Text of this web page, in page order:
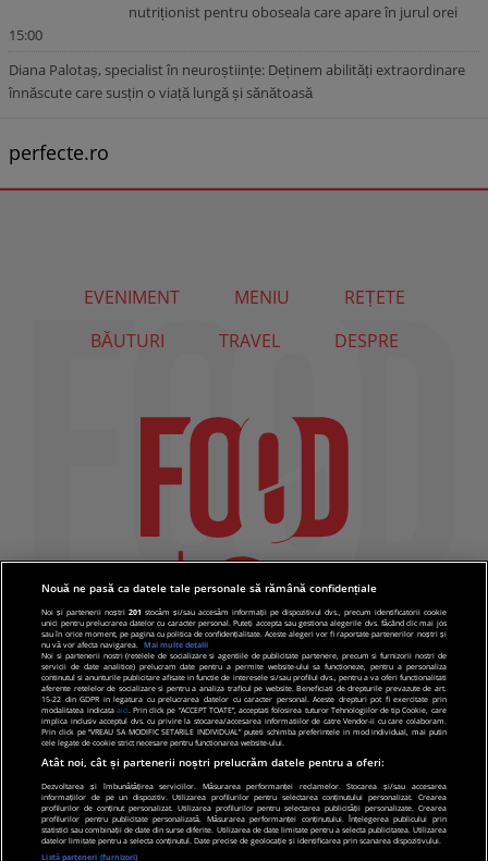
nutriționist pentru oboseala care apare în jurul orei
15:00
Diana Palotaș, specialist în neuroștiințe: Deținem abilități extraordinare
înnăscute care susțin o viață lungă și sănătoasă
perfecte.ro
EVENIMENT MENIU
REȚETE
BĂUTURI
TRAVEL DESPRE
© 2019 PRO TV S.R.L |Politica de Cookie|Politica
de confidentialitate
Nouă ne pasă ca datele tale personale să rămână confidențiale
Noi și partenerii noștri201 stocăm și/sau accesăm informații pe dispozitivul dvs., precum identificatorii cookie
unici pentru prelucrarea datelor cu caracter personal. Puteți accepta sau gestiona alegerile dvs. făcând clic mai jos
sau în orice moment, pe pagina cu politica de confidențialitate. Aceste alegeri vor fi raportate partenerilor noștri și
nu vă vor afecta navigarea.
Mai multe detalii
Noi si partenerii nostri (retelele de socializare si agentiile de publicitate partenere, precum si furnizorii nostri de
servicii de date analitice) prelucram date pentru a permite website-ului sa functioneze, pentru a personaliza
continutul si anunturile publicitare afisate in functie de interesele si/sau profilul dvs., pentru a va oferi functionalitati
aferente retelelor de socializare si pentru a analiza traficul pe website. Beneficiati de drepturile prevazute de art.
15-22 din GDPR in legatura cu prelucrarea datelor cu caracter personal. Aceste drepturi pot fi exercitate prin
modalitatea indicata aici. Prin click pe “ACCEPT TOATE”, acceptati folosirea tuturor Tehnologiilor de tip Cookie, care
implica inclusiv acceptul dvs. cu privire la stocarea/accesarea informatiilor de catre Vendor-ii cu care colaboram.
Prin click pe “VREAU SA MODIFIC SETARILE INDIVIDUAL” puteti schimba preferintele in mod individual, mai putin
cele legate de cookie strict necesare pentru functionarea website-ului.
Atât noi, cât și partenerii noștri prelucrăm datele pentru a oferi:
Dezvoltarea și îmbunătățirea serviciilor. Măsurarea performanței reclamelor. Stocarea și/sau accesarea
informațiilor de pe un dispozitiv. Utilizarea profilurilor pentru selectarea conținutului personalizat. Crearea
profilurilor de conținut personalizat. Utilizarea profilurilor pentru selectarea publicității personalizate. Crearea
profilurilor pentru publicitate personalizată. Măsurarea performanței conținutului. Înțelegerea publicului prin
statistici sau combinații de date din surse diferite. Utilizarea de date limitate pentru a selecta publicitatea. Utilizarea
datelor limitate pentru a selecta conținutul. Date precise de geolocație și identificarea prin scanarea dispozitivului.
Listă parteneri (furnizori)